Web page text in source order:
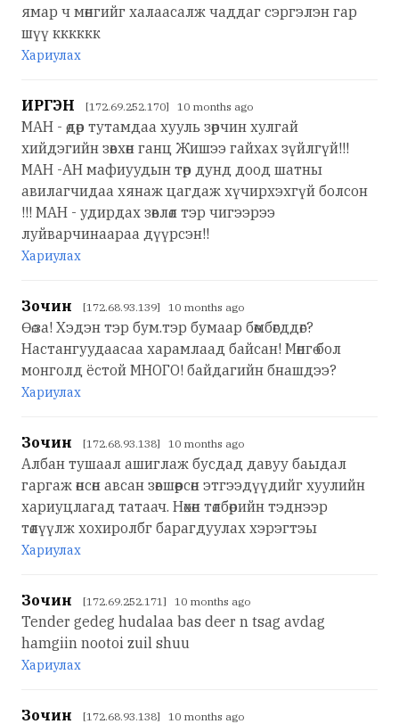
ямар ч мөнгийг халаасалж чаддаг сэргэлэн гар
шүү кккккк
Хариулах
ИРГЭН [172.69.252.170] 10 months ago
МАН - өдөр тутамдаа хууль зөрчин хулгай
хийдэгийн зөвхөн ганц Жишээ гайхах зүйлгүй!!!
МАН -АН мафиуудын төр дунд доод шатны
авилагчидаа хянаж цагдаж хүчирхэхгүй болсон
!!! МАН - удирдах зөвлөл тэр чигээрээ
луйварчинаараа дүүрсэн!!
Хариулах
Зочин [172.68.93.139] 10 months ago
Өө.за! Хэдэн тэр бум.тэр бумаар бөмбөгддөг?
Настангуудаасаа харамлаад байсан! Мөнгө бол
монголд ёстой МНОГО! байдагийн бнашдээ?
Хариулах
Зочин [172.68.93.138] 10 months ago
Албан тушаал ашиглаж бусдад давуу баыдал
гаргаж өнсөн авсан зөвшөөрсөн этгээдүүдийг хуулийн
хариуцлагад татаач. Нөхөн төлбөрийн тэднээр
төлүүлж хохиролбг барагдуулах хэрэгтэы
Хариулах
Зочин [172.69.252.171] 10 months ago
Tender gedeg hudalaa bas deer n tsag avdag
hamgiin nootoi zuil shuu
Хариулах
Зочин [172.68.93.138] 10 months ago